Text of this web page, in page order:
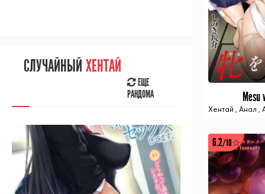
Хентай Анал
6.2/10☆
СЛУЧАЙНОЕ АНИМЕ
РАНДОМА
ВЫ НЕДАВНОСМОТРЕЛИ
СЛУЧАЙНЫЙ ХЕНТАЙ
ЕЩЕ
РАНДОМА